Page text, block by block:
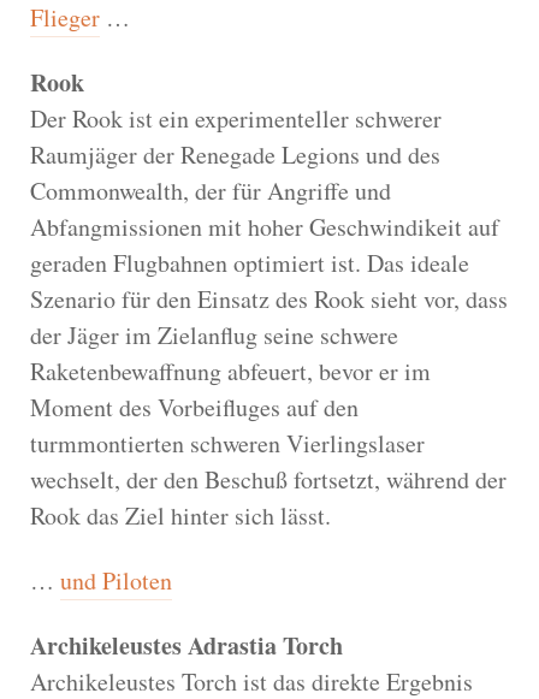
Flieger …
Rook
Der Rook ist ein experimenteller schwerer
Raumjäger der Renegade Legions und des
Commonwealth, der für Angriffe und
Abfangmissionen mit hoher Geschwindikeit auf
geraden Flugbahnen optimiert ist. Das ideale
Szenario für den Einsatz des Rook sieht vor, dass
der Jäger im Zielanflug seine schwere
Raketenbewaffnung abfeuert, bevor er im
Moment des Vorbeifluges auf den
turmmontierten schweren Vierlingslaser
wechselt, der den Beschuß fortsetzt, während der
Rook das Ziel hinter sich lässt.
… und Piloten
Archikeleustes Adrastia Torch
Archikeleustes Torch ist das direkte Ergebnis